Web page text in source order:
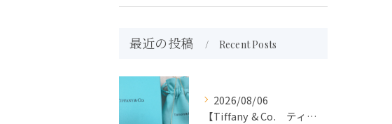
最近の投稿 Recent Posts
2026/08/06
【Tiffany & Co. ティファニー】買取 大吉盛岡店 アクセサリー買取しました！！